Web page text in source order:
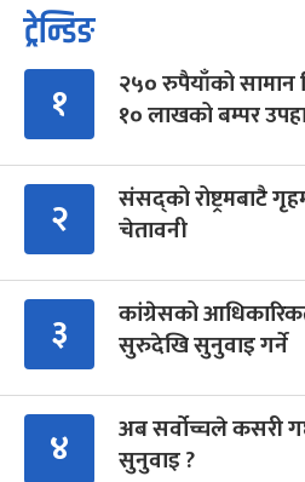
ट्रेन्डिङ
१
२५० रुपैयाँको
१० लाखको बम्पर
२
संसद्को रोष्ट्रमबाटै
चेतावनी
३
कांग्रेसको
सुरुदेखि सुनुवाइ गर्ने
४
अब सर्वोच्चले कसरी
सुनुवाइ ?